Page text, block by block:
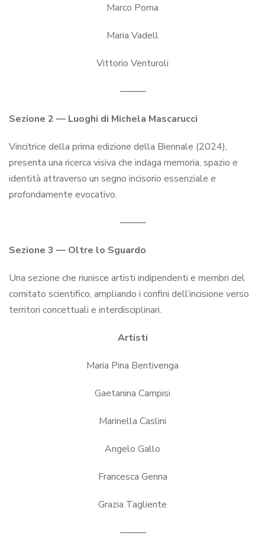
Marco Poma
Maria Vadell
Vittorio Venturoli
⸻
Sezione 2 — Luoghi di Michela Mascarucci
Vincitrice della prima edizione della Biennale (2024),
presenta una ricerca visiva che indaga memoria, spazio e
identità attraverso un segno incisorio essenziale e
profondamente evocativo.
⸻
Sezione 3 — Oltre lo Sguardo
Una sezione che riunisce artisti indipendenti e membri del
comitato scientifico, ampliando i confini dell’incisione verso
territori concettuali e interdisciplinari.
Artisti
Maria Pina Bentivenga
Gaetanina Campisi
Marinella Caslini
Angelo Gallo
Francesca Genna
Grazia Tagliente
⸻